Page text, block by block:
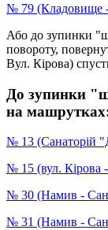
№ 79 (Кладовище -
Або до зупинки
повороту,
Вул. Кірова)
До зупинки
на
№ 13 (Санаторій
№ 15 (вул. Кірова -
№ 30 (Намив -
№ 31 (Намив -